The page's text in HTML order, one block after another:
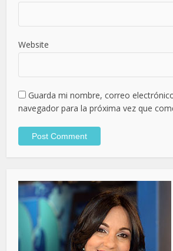
Website
Guarda mi nombre, correo
navegador para la próxima vez que